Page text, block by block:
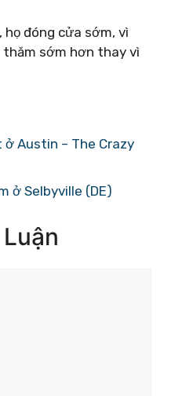
đóng cửa sớm, vì
thăm sớm hơn thay vì
Austin – The Crazy
ở Selbyville (DE)